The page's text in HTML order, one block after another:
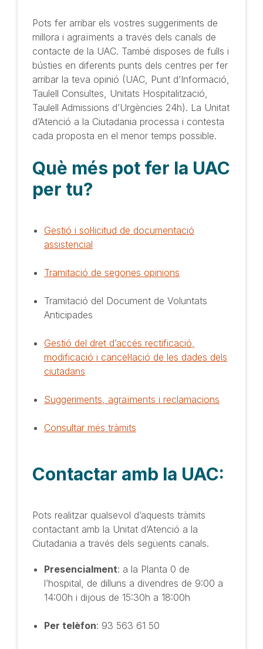
Pots fer arribar els vostres suggeriments de
millora i agraïments a través dels canals de
contacte de la UAC. També disposes de fulls i
bústies en diferents punts dels centres per fer
arribar la teva opinió (UAC, Punt d’Informació,
Taulell Consultes, Unitats Hospitalització,
Taulell Admissions d’Urgències 24h). La Unitat
d’Atenció a la Ciutadania processa i contesta
cada proposta en el menor temps possible.
Què més pot fer la UAC
per tu?
Gestió i sol·licitud de documentació
assistencial
Tramitació de segones opinions
Tramitació del Document de Voluntats
Anticipades
Gestió del dret d’accés rectificació,
modificació i cancel·lació de les dades dels
ciutadans
Suggeriments, agraïments i reclamacions
Consultar més tràmits
Contactar amb la UAC:
Pots realitzar qualsevol d’aquests tràmits
contactant amb la Unitat d’Atenció a la
Ciutadania a través dels següents canals.
Presencialment: a la Planta 0 de
l’hospital, de dilluns a divendres de 9:00 a
14:00h i dijous de 15:30h a 18:00h
Per telèfon: 93 563 61 50